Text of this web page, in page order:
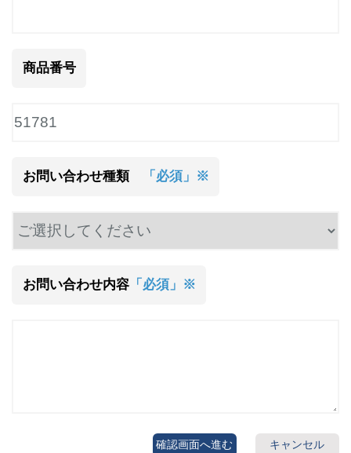
商品番号
お問い合わせ種類 「必須」※
お問い合わせ内容「必須」※
キャンセル
確認画面へ進む